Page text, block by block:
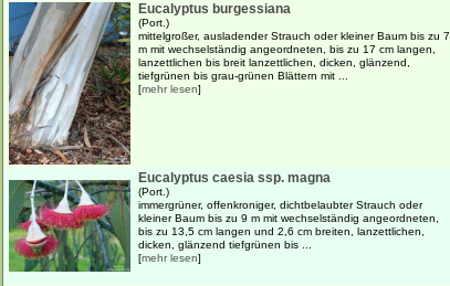
Eucalyptus burgessiana
(Port.)
mittelgroßer, ausladender Strauch oder kleiner Baum bis zu 7
m mit wechselständig angeordneten, bis zu 17 cm langen,
lanzettlichen bis breit lanzettlichen, dicken, glänzend,
tiefgrünen bis grau-grünen Blättern mit ...
[mehr lesen]
Eucalyptus caesia ssp. magna
(Port.)
immergrüner, offenkroniger, dichtbelaubter Strauch oder
kleiner Baum bis zu 9 m mit wechselständig angeordneten,
bis zu 13,5 cm langen und 2,6 cm breiten, lanzettlichen,
dicken, glänzend tiefgrünen bis ...
[mehr lesen]